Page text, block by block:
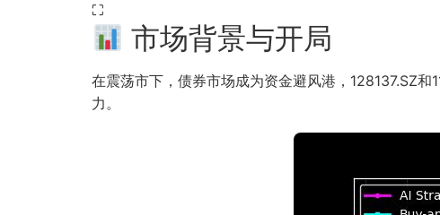
⛶
市场背景与开局
在震荡市下，债券市场成为资金避风港，128137.SZ
力。